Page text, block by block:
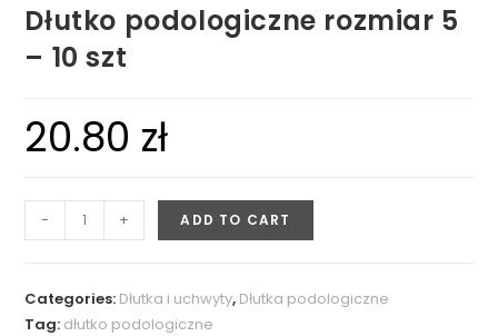
Dłutko podologiczne rozmiar 5
– 10 szt
20.80 zł
- + ADD TO CART
Categories: Dłutka i uchwyty, Dłutka podologiczne
Tag: dłutko podologiczne